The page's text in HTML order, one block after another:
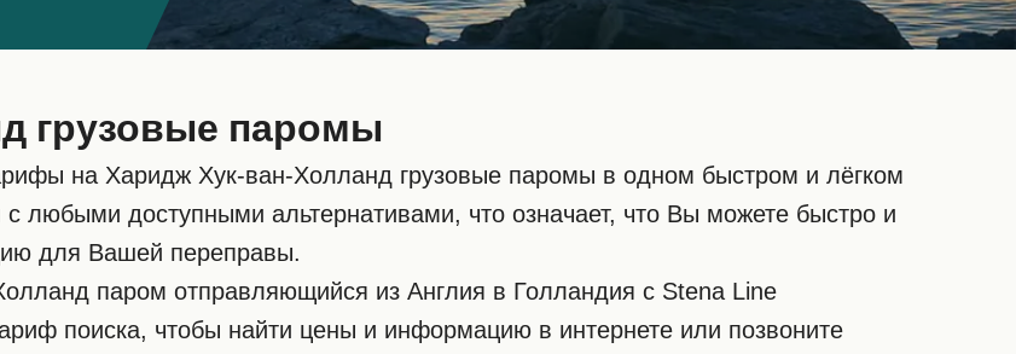
грузовые паромы
на Харидж Хук-ван-Холланд грузовые паромы в одном быстром и лёгком
любыми доступными альтернативами, что означает, что Вы можете быстро и
для Вашей переправы.
паром отправляющийся из Англия в Голландия с Stena Line
поиска, чтобы найти цены и информацию в интернете или позвоните